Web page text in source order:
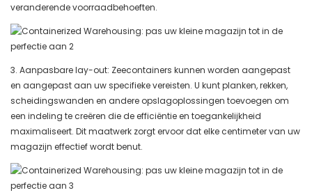
veranderende voorraadbehoeften.
3. Aanpasbare lay-out: Zeecontainers kunnen worden aangepast
en aangepast aan uw specifieke vereisten. U kunt planken, rekken,
scheidingswanden en andere opslagoplossingen toevoegen om
een ​​indeling te creëren die de efficiëntie en toegankelijkheid
maximaliseert. Dit maatwerk zorgt ervoor dat elke centimeter van uw
magazijn effectief wordt benut.